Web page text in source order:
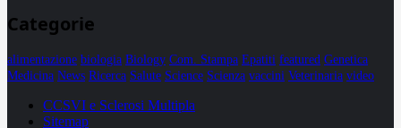
Categorie
alimentazione biologia Biology Com. Stampa Epatiti featured Genetica
Medicina News Ricerca Salute Science Scienza vaccini Veterinaria video
CCSVI e Sclerosi Multipla
Sitemap